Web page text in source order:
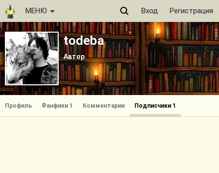
МЕНЮ Вход Регистрация
todeba
Автор
Профиль Фанфики 1 Комментарии Подписчики 1